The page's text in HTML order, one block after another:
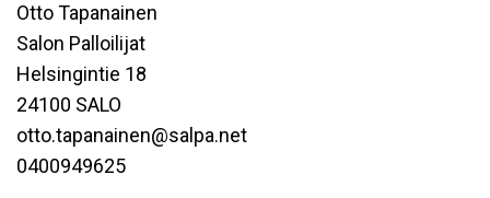
Otto Tapanainen
Salon Palloilijat
Helsingintie 18
24100 SALO
otto.tapanainen@salpa.net
0400949625